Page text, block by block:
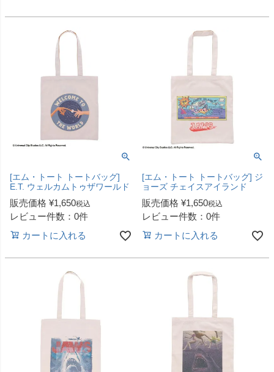
[エム・トート トートバッグ]
E.T. ウェルカムトゥザワールド
販売価格 ¥1,650税込
レビュー件数：0件
カートに入れる
[エム・トート トートバッグ] ジ
ョーズ チェイスアイランド
販売価格 ¥1,650税込
レビュー件数：0件
カートに入れる